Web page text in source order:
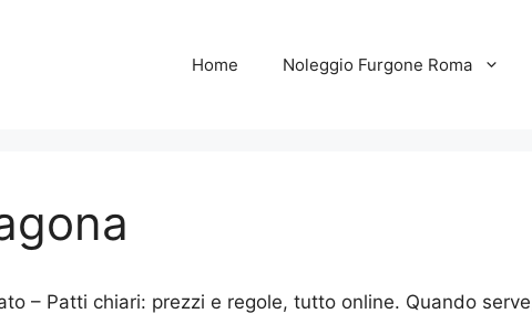
Home Noleggio Furgone Roma
– Patti chiari: prezzi e regole, tutto online. Quando